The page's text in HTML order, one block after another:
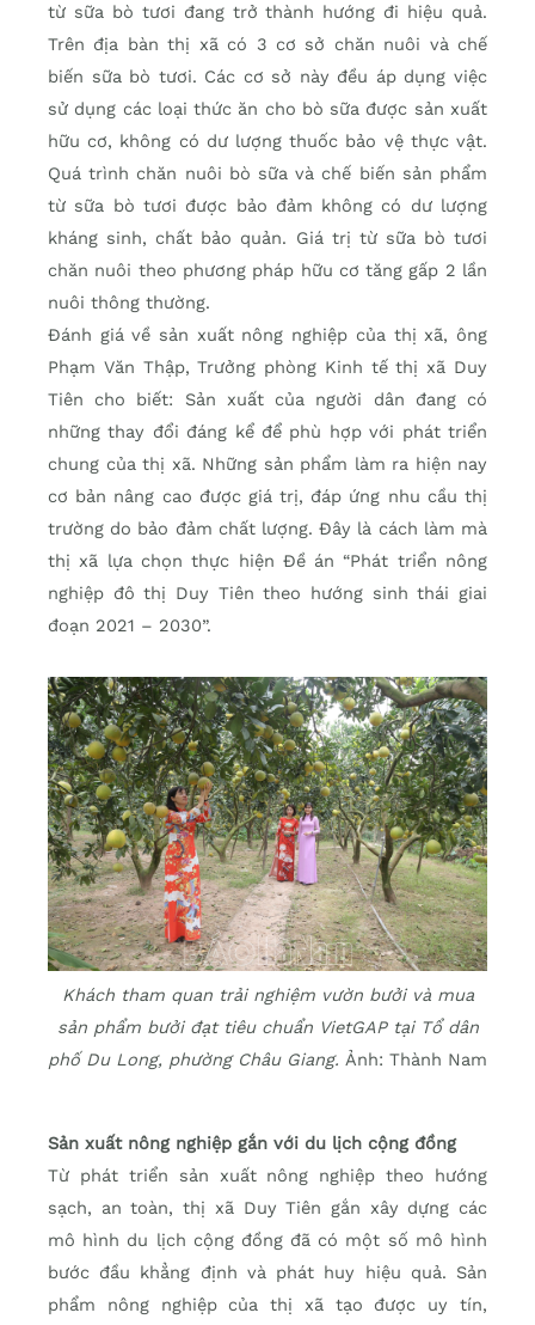
từ sữa bò tươi đang trở thành hướng đi hiệu quả.
Trên địa bàn thị xã có 3 cơ sở chăn nuôi và chế
biến sữa bò tươi. Các cơ sở này đều áp dụng việc
sử dụng các loại thức ăn cho bò sữa được sản xuất
hữu cơ, không có dư lượng thuốc bảo vệ thực vật.
Quá trình chăn nuôi bò sữa và chế biến sản phẩm
từ sữa bò tươi được bảo đảm không có dư lượng
kháng sinh, chất bảo quản. Giá trị từ sữa bò tươi
chăn nuôi theo phương pháp hữu cơ tăng gấp 2 lần
nuôi thông thường.
Đánh giá về sản xuất nông nghiệp của thị xã, ông
Phạm Văn Thập, Trưởng phòng Kinh tế thị xã Duy
Tiên cho biết: Sản xuất của người dân đang có
những thay đổi đáng kể để phù hợp với phát triển
chung của thị xã. Những sản phẩm làm ra hiện nay
cơ bản nâng cao được giá trị, đáp ứng nhu cầu thị
trường do bảo đảm chất lượng. Đây là cách làm mà
thị xã lựa chọn thực hiện Đề án “Phát triển nông
nghiệp đô thị Duy Tiên theo hướng sinh thái giai
đoạn 2021 – 2030”.
Khách tham quan trải nghiệm vườn bưởi và mua
sản phẩm bưởi đạt tiêu chuẩn VietGAP tại Tổ dân
phố Du Long, phường Châu Giang. Ảnh: Thành Nam
Sản xuất nông nghiệp gắn với du lịch cộng đồng
Từ phát triển sản xuất nông nghiệp theo hướng
sạch, an toàn, thị xã Duy Tiên gắn xây dựng các
mô hình du lịch cộng đồng đã có một số mô hình
bước đầu khẳng định và phát huy hiệu quả. Sản
phẩm nông nghiệp của thị xã tạo được uy tín,